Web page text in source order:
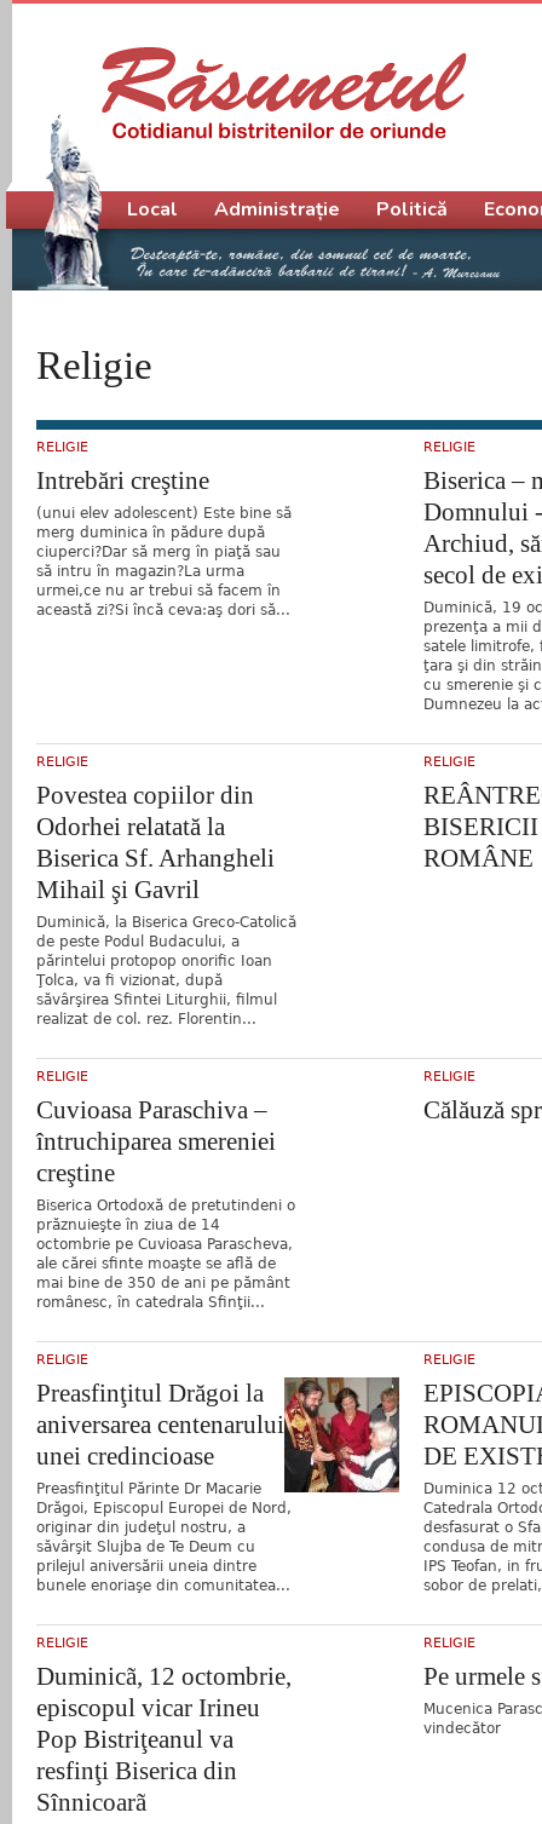
Religie
RELIGIE
Intrebări creştine
(unui elev adolescent) Este bine să
merg duminica în pădure după
ciuperci?Dar să merg în piaţă sau
să intru în magazin?La urma
urmei,ce nu ar trebui să facem în
această zi?Si încă ceva:aş dori să...
RELIGIE
Biserica –
Domnului
Archiud,
secol de
Duminică, 19
prezenţa a mii
satele limitrofe,
ţara şi din
cu smerenie şi
Dumnezeu la
RELIGIE
Povestea copiilor din
Odorhei relatată la
Biserica Sf. Arhangheli
Mihail şi Gavril
Duminică, la Biserica Greco-Catolică
de peste Podul Budacului, a
părintelui protopop onorific Ioan
Ţolca, va fi vizionat, după
săvârşirea Sfintei Liturghii, filmul
realizat de col. rez. Florentin...
RELIGIE
ROMÂNE
RELIGIE
Cuvioasa Paraschiva –
întruchiparea smereniei
creştine
Biserica Ortodoxă de pretutindeni o
prăznuieşte în ziua de 14
octombrie pe Cuvioasa Parascheva,
ale cărei sfinte moaşte se află de
mai bine de 350 de ani pe pământ
românesc, în catedrala Sfinţii...
RELIGIE
Călăuză
RELIGIE
Preasfinţitul Drăgoi la
aniversarea centenarului
unei credincioase
Preasfinţitul Părinte Dr Macarie
Drăgoi, Episcopul Europei de Nord,
originar din judeţul nostru, a
săvârşit Slujba de Te Deum cu
prilejul aniversării uneia dintre
bunele enoriaşe din comunitatea...
RELIGIE
DE
Duminica 12
Catedrala
desfasurat o
condusa de
IPS Teofan, in
sobor de
RELIGIE
Duminicã, 12 octombrie,
episcopul vicar Irineu
Pop Bistriţeanul va
resfinţi Biserica din
Sînnicoarã
RELIGIE
Pe urmele
Mucenica
vindecător
Meniu principal
Local Administrație Politică